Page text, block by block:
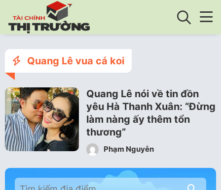
Quang Lê vua cá koi
Quang Lê nói về tin đồn
yêu Hà Thanh Xuân: “Đừng
làm nàng ấy thêm tổn
thương”
Phạm Nguyễn